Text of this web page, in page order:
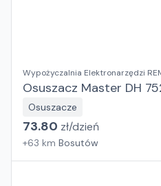
Wypożyczalnia Elektronarzędzi
Osuszacz Master DH
Osuszacze
73.80 zł/dzień
+63 km Bosutów